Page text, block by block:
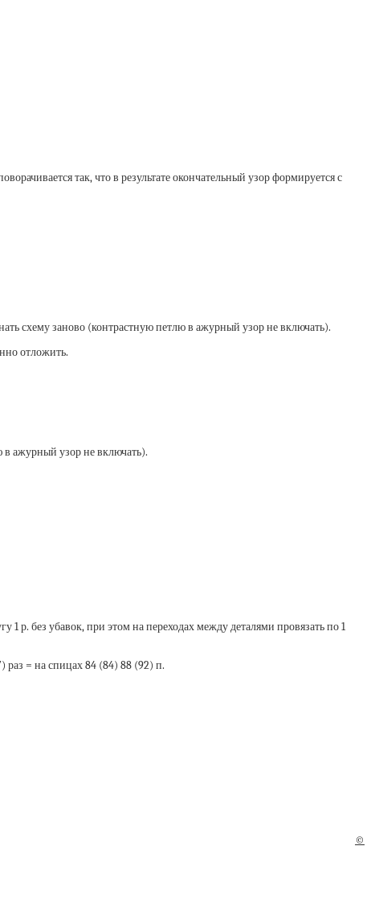
так, что в результате окончательный узор формируется с
схему заново (контрастную петлю в ажурный узор не включать).
отложить.
в ажурный узор не включать).
р. без убавок, при этом на переходах между деталями провязать по 1
раз = на спицах 84 (84) 88 (92) п.
©